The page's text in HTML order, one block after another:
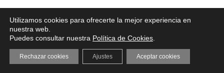
Utilizamos cookies para ofrecerte la mejor experiencia en
nuestra web.
Puedes consultar nuestra Política de Cookies
Aceptar cookies
Rechazar cookies Ajustes